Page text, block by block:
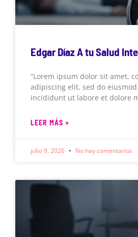
Edgar Díaz A tu Salud
“Lorem ipsum dolor sit amet,
adipiscing elit, sed do
incididunt ut labore et dolore
LEER MÁS »
julio 9, 2026 No hay comentarios